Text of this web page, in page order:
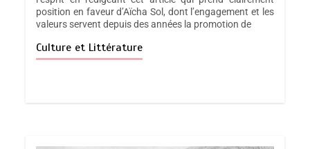
position en faveur d’Aïcha Sol, dont l’engagement et les
valeurs servent depuis des années la promotion de
Culture et Littérature